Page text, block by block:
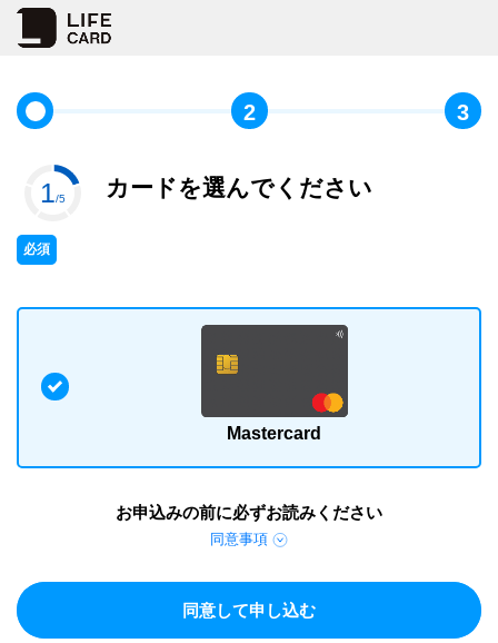
2 3
1/5 カードを選んでください
必須
Mastercard
お申込みの前に必ずお読みください
同意事項
同意して申し込む